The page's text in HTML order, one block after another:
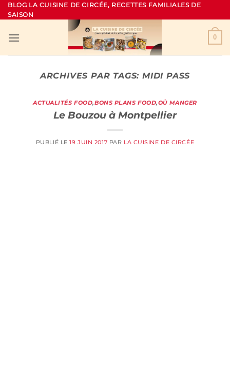
Passer
au
BLOG LA CUISINE DE CIRCÉE, RECETTES FAMILIALES DE
SAISON
0
ARCHIVES PAR TAGS: MIDI PASS
ACTUALITÉS FOOD,BONS PLANS FOOD,OÙ MANGER
Le Bouzou à Montpellier
PUBLIÉ LE19 JUIN 2017 PAR LA CUISINE DE CIRCÉE